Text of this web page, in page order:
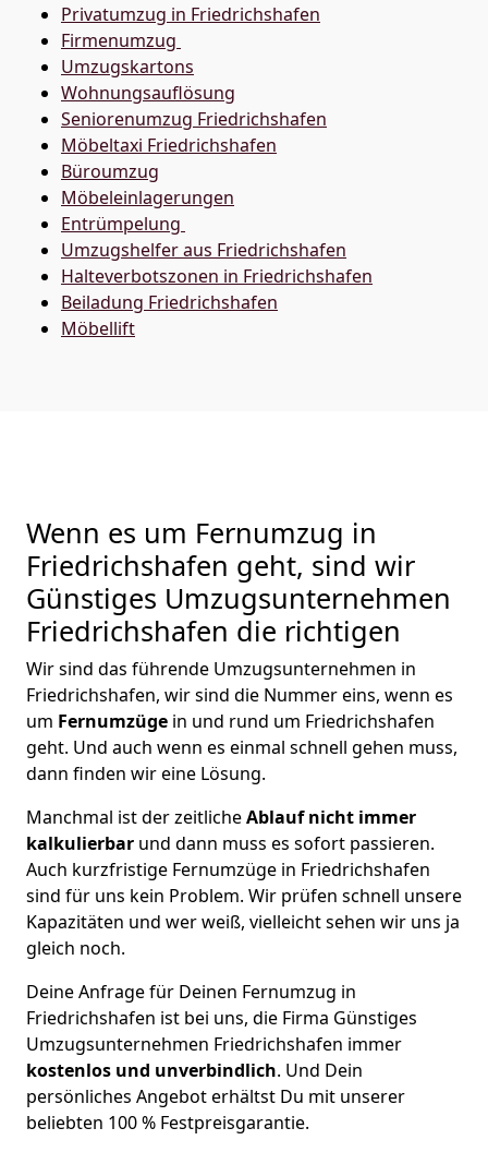
Privatumzug in Friedrichshafen
Firmenumzug
Umzugskartons
Wohnungsauflösung
Seniorenumzug Friedrichshafen
Möbeltaxi Friedrichshafen
Büroumzug
Möbeleinlagerungen
Entrümpelung
Umzugshelfer aus Friedrichshafen
Halteverbotszonen in Friedrichshafen
Beiladung Friedrichshafen
Möbellift
Wenn es um Fernumzug in
Friedrichshafen geht, sind wir
Günstiges Umzugsunternehmen
Friedrichshafen die richtigen
Wir sind das führende Umzugsunternehmen in
Friedrichshafen, wir sind die Nummer eins, wenn es
um Fernumzüge in und rund um Friedrichshafen
geht. Und auch wenn es einmal schnell gehen muss,
dann finden wir eine Lösung.
Manchmal ist der zeitlicheAblauf nicht immer
kalkulierbar und dann muss es sofort passieren.
Auch kurzfristige Fernumzüge in Friedrichshafen
sind für uns kein Problem. Wir prüfen schnell unsere
Kapazitäten und wer weiß, vielleicht sehen wir uns ja
gleich noch.
Deine Anfrage für Deinen Fernumzug in
Friedrichshafen ist bei uns, die Firma Günstiges
Umzugsunternehmen Friedrichshafen immer
kostenlos und unverbindlich. Und Dein
persönliches Angebot erhältst Du mit unserer
beliebten 100 % Festpreisgarantie.